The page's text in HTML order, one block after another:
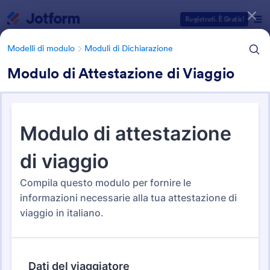
Registrati. È Gratis!
Modelli di modulo Moduli di Dichiarazione
Modulo di Attestazione di Viaggio
Modelli di modulo Moduli di Dichiarazione
Moduli di Dichiarazione
Categorie Template Moduli